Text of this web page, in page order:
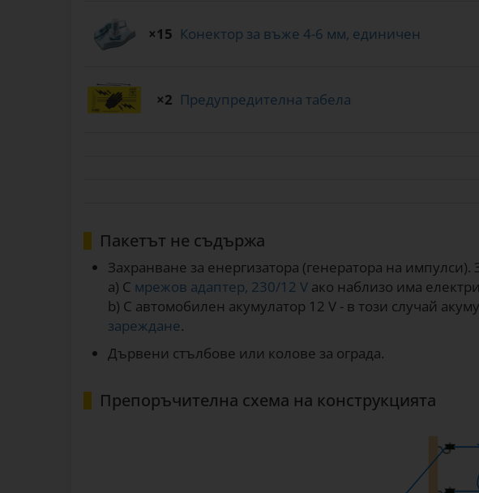
×15 Конектор за въже 4-6 мм, единичен
×2 Предупредителна табела
Пакетът не съдържа
Захранване за енергизатора (генератора на
a) С мрежов адаптер, 230/12 V ако наблизо има
b) С автомобилен акумулатор 12 V - в този случай
зареждане.
Дървени стълбове или колове за ограда.
Препоръчителна схема на конструкцията